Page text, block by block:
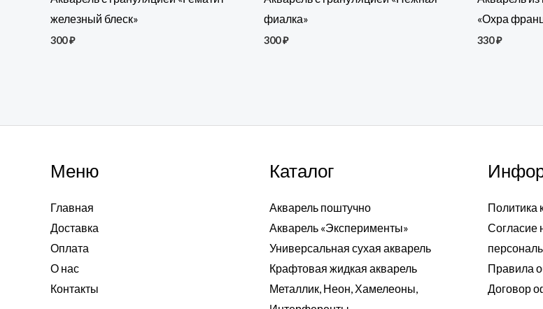
железный блеск»
300₽
фиалка»
300₽
«Охра
330₽
Меню
Главная
Доставка
Оплата
О нас
Контакты
Каталог
Акварель поштучно
Акварель «Эксперименты»
Универсальная сухая акварель
Крафтовая жидкая акварель
Металлик, Неон, Хамелеоны,
Политика
Согласие
Правила
Договор